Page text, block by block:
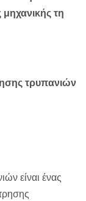
τη
τρυπανιών
είναι ένας